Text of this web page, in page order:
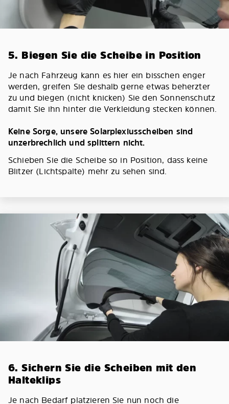
5. Biegen Sie die Scheibe in Position
Je nach Fahrzeug kann es hier ein bisschen enger
werden, greifen Sie deshalb gerne etwas beherzter
zu und biegen (nicht knicken) Sie den Sonnenschutz
damit Sie ihn hinter die Verkleidung stecken können.
Keine Sorge, unsere Solarplexiusscheiben sind
unzerbrechlich und splittern nicht.
Schieben Sie die Scheibe so in Position, dass keine
Blitzer (Lichtspalte) mehr zu sehen sind.
6. Sichern Sie die Scheiben mit den
Halteklips
Je nach Bedarf platzieren Sie nun noch die